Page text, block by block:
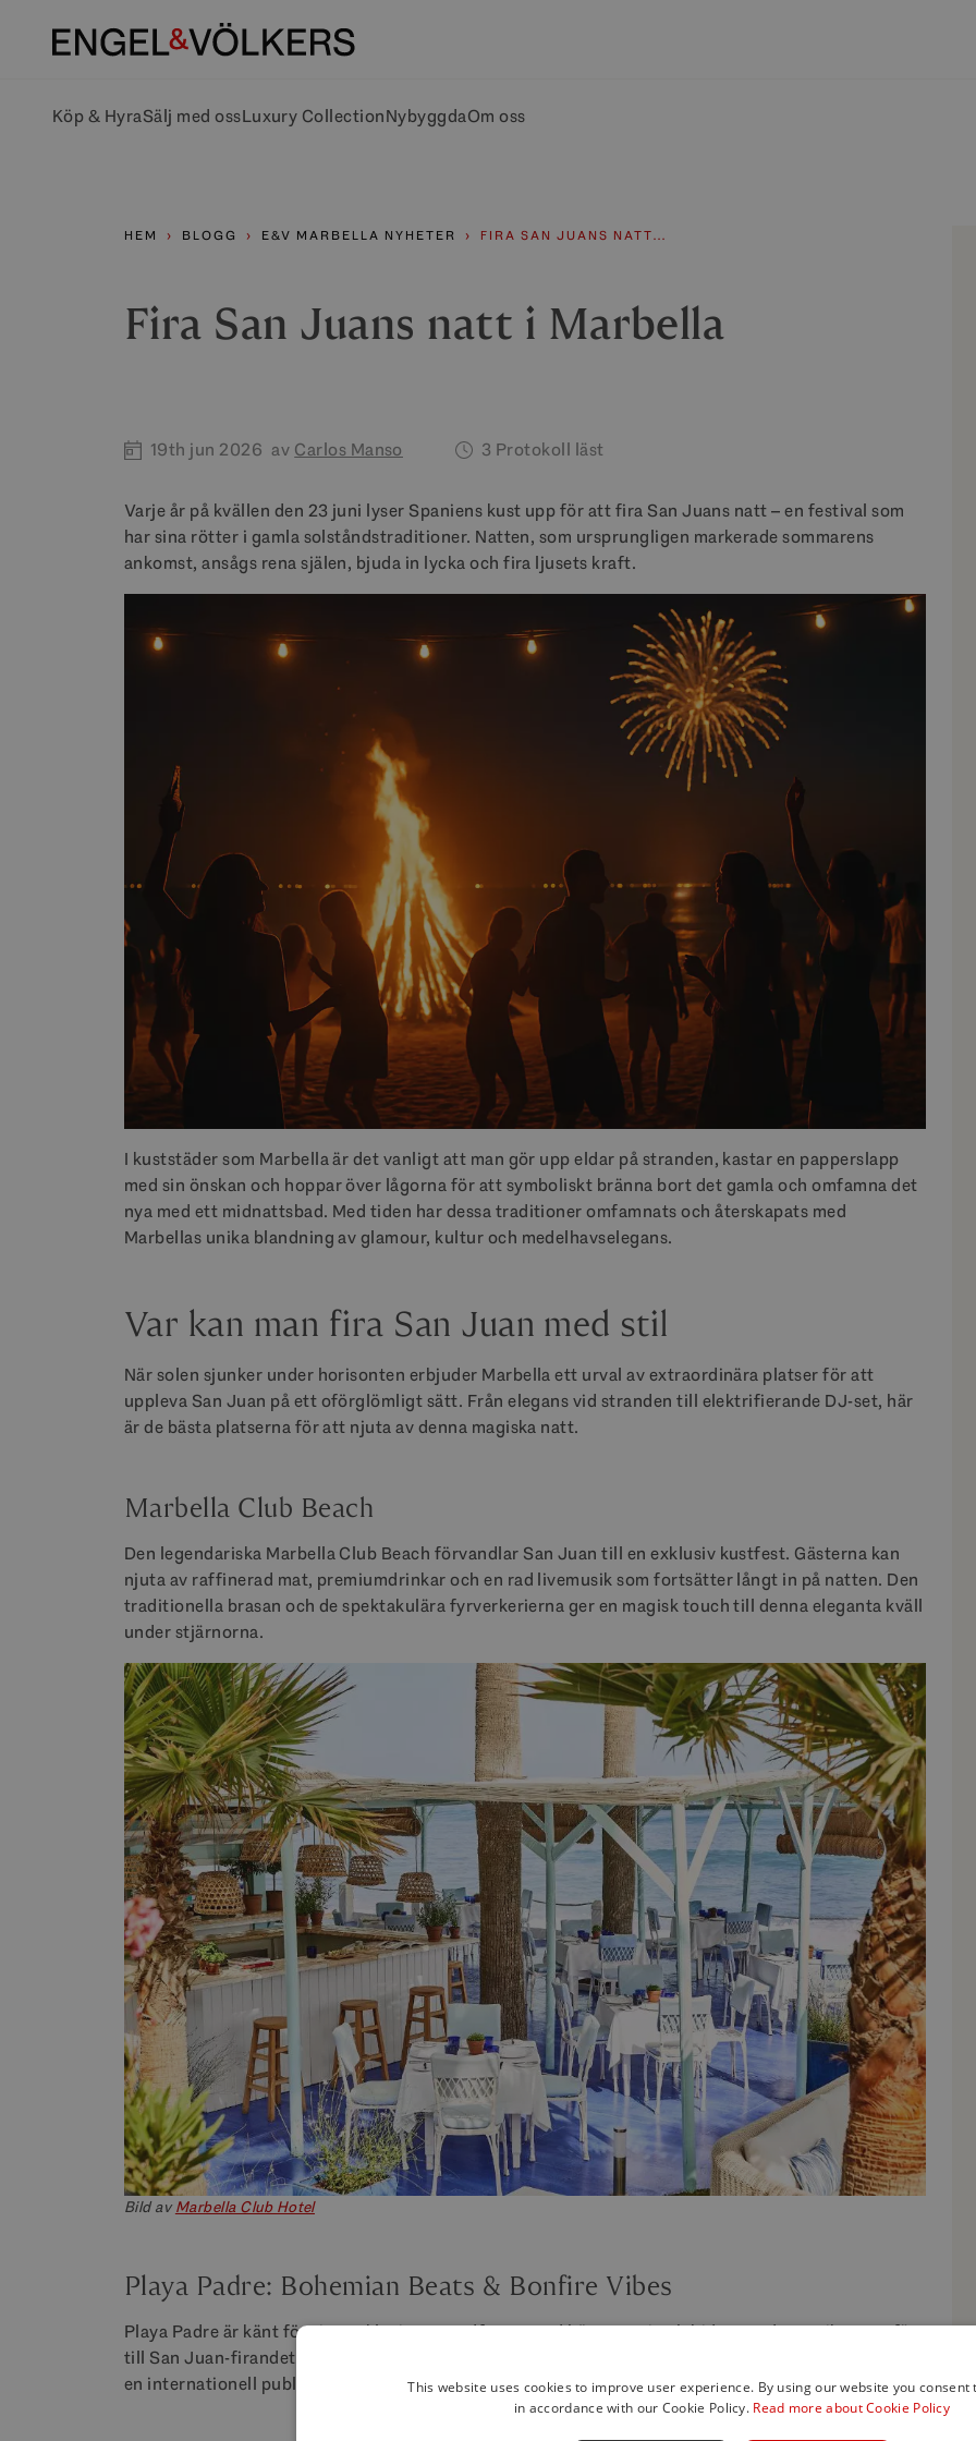
Köp & HyraSälj med ossLuxury CollectionNybyggdaOm oss
HEM BLOGG E&V MARBELLA NYHETER FIRA SAN JUANS NATT…
Fira San Juans natt i Marbella
19th jun 2026 av Carlos Manso 3 Protokoll läst
Varje år på kvällen den 23 juni lyser Spaniens kust upp för att fira San Juans natt – en festival som
har sina rötter i gamla solståndstraditioner. Natten, som ursprungligen markerade sommarens
ankomst, ansågs rena själen, bjuda in lycka och fira ljusets kraft.
I kuststäder som Marbella är det vanligt att man gör upp eldar på stranden, kastar en papperslapp
med sin önskan och hoppar över lågorna för att symboliskt bränna bort det gamla och omfamna det
nya med ett midnattsbad. Med tiden har dessa traditioner omfamnats och återskapats med
Marbellas unika blandning av glamour, kultur och medelhavselegans.
Var kan man fira San Juan med stil
När solen sjunker under horisonten erbjuder Marbella ett urval av extraordinära platser för att
uppleva San Juan på ett oförglömligt sätt. Från elegans vid stranden till elektrifierande DJ-set, här
är de bästa platserna för att njuta av denna magiska natt.
Marbella Club Beach
Den legendariska Marbella Club Beach förvandlar San Juan till en exklusiv kustfest. Gästerna kan
njuta av raffinerad mat, premiumdrinkar och en rad livemusik som fortsätter långt in på natten. Den
traditionella brasan och de spektakulära fyrverkerierna ger en magisk touch till denna eleganta kväll
under stjärnorna.
Bild av Marbella Club Hotel
Playa Padre: Bohemian Beats & Bonfire Vibes
Playa Padre är känt för sina exklusiva strandfester med hög energi och bidrar med en unik atmosfär
till San Juan-firandet. Låt rytmen guida dig när du dansar på sanden under stjärnorna, omgiven av
en internationell publik och nattens elektriska stämning.This website uses cookies to improve user experience. By using our website you consent
in accordance with our Cookie Policy. Read more about Cookie Policy